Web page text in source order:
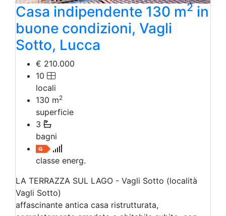
Casa indipendente 130 m2 in
buone condizioni, Vagli
Sotto, Lucca
€ 210.000
10
locali
130 m2
superficie
3
bagni
classe energ.
LA TERRAZZA SUL LAGO - Vagli Sotto (località
Vagli Sotto)
affascinante antica casa ristrutturata,